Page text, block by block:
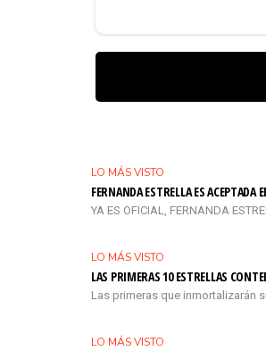
LO MÁS VISTO
FERNANDA ESTRELLA ES
YA ES OFICIAL, FERNANDA
LO MÁS VISTO
LAS PRIMERAS 10 ESTRELLAS
Las primeras que inmortalizarán
LO MÁS VISTO